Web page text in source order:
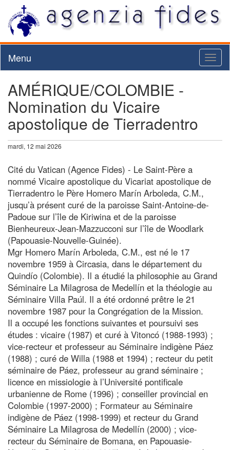
Menu
AMÉRIQUE/COLOMBIE -
Nomination du Vicaire
apostolique de Tierradentro
mardi, 12 mai 2026
Cité du Vatican (Agence Fides) - Le Saint-Père a
nommé Vicaire apostolique du Vicariat apostolique de
Tierradentro le Père Homero Marín Arboleda, C.M.,
jusqu’à présent curé de la paroisse Saint-Antoine-de-
Padoue sur l’île de Kiriwina et de la paroisse
Bienheureux-Jean-Mazzucconi sur l’île de Woodlark
(Papouasie-Nouvelle-Guinée).
Mgr Homero Marín Arboleda, C.M., est né le 17
novembre 1959 à Circasia, dans le département du
Quindío (Colombie). Il a étudié la philosophie au Grand
Séminaire La Milagrosa de Medellín et la théologie au
Séminaire Villa Paúl. Il a été ordonné prêtre le 21
novembre 1987 pour la Congrégation de la Mission.
Il a occupé les fonctions suivantes et poursuivi ses
études : vicaire (1987) et curé à Vitoncó (1988-1993) ;
vice-recteur et professeur au Séminaire indigène Páez
(1988) ; curé de Willa (1988 et 1994) ; recteur du petit
séminaire de Páez, professeur au grand séminaire ;
licence en missiologie à l’Université pontificale
urbanienne de Rome (1996) ; conseiller provincial en
Colombie (1997-2000) ; Formateur au Séminaire
indigène de Páez (1998-1999) et recteur du Grand
Séminaire La Milagrosa de Medellín (2000) ; vice-
recteur du Séminaire de Bomana, en Papouasie-